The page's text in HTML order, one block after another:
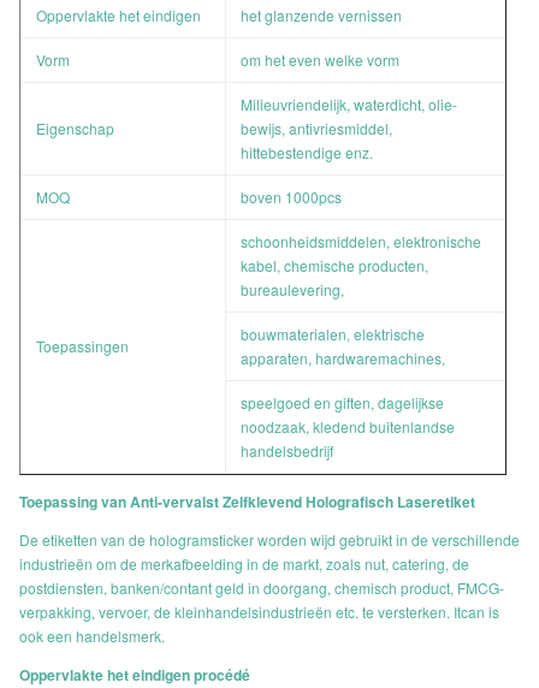
Oppervlakte het eindigen het glanzende vernissen
Vorm om het even welke vorm
Eigenschap
Milieuvriendelijk, waterdicht, olie-
bewijs, antivriesmiddel,
hittebestendige enz.
MOQ boven 1000pcs
Toepassingen
schoonheidsmiddelen, elektronische
kabel, chemische producten,
bureaulevering,
bouwmaterialen, elektrische
apparaten, hardwaremachines,
speelgoed en giften, dagelijkse
noodzaak, kledend buitenlandse
handelsbedrijf
Toepassing van Anti-vervalst Zelfklevend Holografisch Laseretiket
De etiketten van de hologramsticker worden wijd gebruikt in de verschillende
industrieën om de merkafbeelding in de markt, zoals nut, catering, de
postdiensten, banken/contant geld in doorgang, chemisch product, FMCG-
verpakking, vervoer, de kleinhandelsindustrieën etc. te versterken. Itcan is
ook een handelsmerk.
Oppervlakte het eindigen procédé